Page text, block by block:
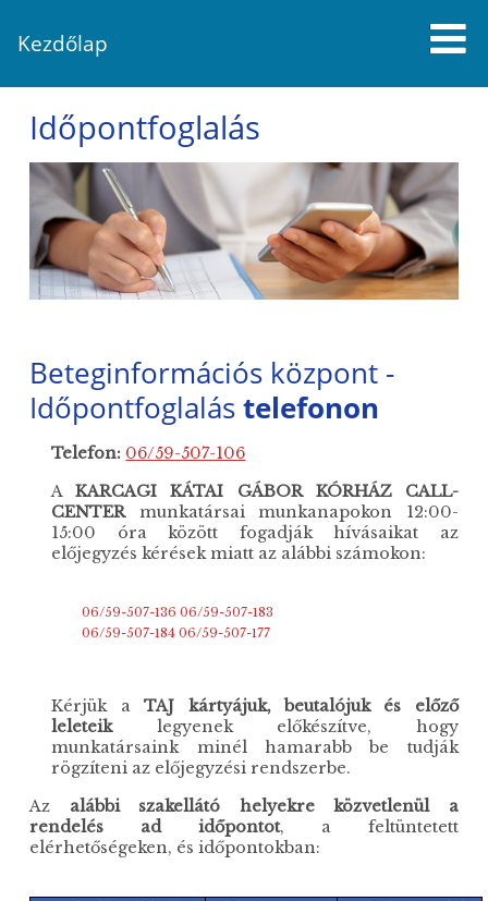
Kezdőlap
Időpontfoglalás
Beteginformációs központ -
Időpontfoglalástelefonon
Telefon: 06/59-507-106
AKARCAGI KÁTAI GÁBOR KÓRHÁZ CALL-
CENTERmunkatársai munkanapokon 12:00-
15:00 óra között fogadják hívásaikat az
előjegyzés kérések miatt az alábbi számokon:
06/59-507-136 06/59-507-183
06/59-507-184 06/59-507-177
Kérjük aTAJ kártyájuk, beutalójuk és előző
leleteiklegyenek előkészítve, hogy
munkatársaink minél hamarabb be tudják
rögzíteni az előjegyzési rendszerbe.
Az alábbi szakellátó helyekre közvetlenül a
rendelés ad időpontot, a feltüntetett
elérhetőségeken, és időpontokban: